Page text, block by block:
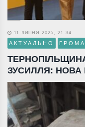
11 ЛИПНЯ 2025, 21:34
АКТУАЛЬНО
ЗУСИЛЛЯ: НОВА